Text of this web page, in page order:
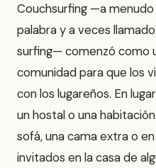
Couchsurfing —a
palabra y a veces
surfing— comenzó como
comunidad para que los
con los lugareños. En
un hostal o una
sofá, una cama extra o
invitados en la casa de